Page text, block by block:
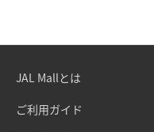
JAL Mallとは
ご利用ガイド